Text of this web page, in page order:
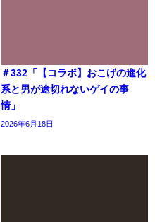
＃332「【コラボ】おこげの進化
系と男が途切れないゲイの事
情」
2026年6月18日